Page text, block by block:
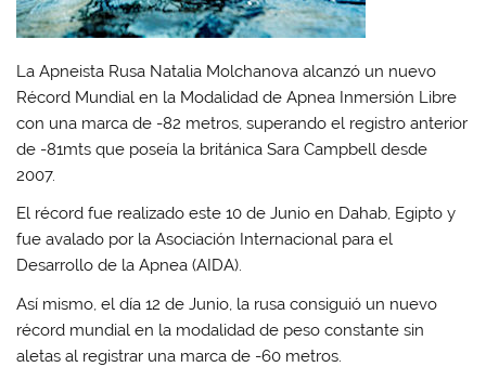
La Apneista Rusa Natalia Molchanova alcanzó un nuevo
Récord Mundial en la Modalidad de Apnea Inmersión Libre
con una marca de -82 metros, superando el registro anterior
de -81mts que poseía la británica Sara Campbell desde
2007.
El récord fue realizado este 10 de Junio en Dahab, Egipto y
fue avalado por la Asociación Internacional para el
Desarrollo de la Apnea (AIDA).
Así mismo, el día 12 de Junio, la rusa consiguió un nuevo
récord mundial en la modalidad de peso constante sin
aletas al registrar una marca de -60 metros.